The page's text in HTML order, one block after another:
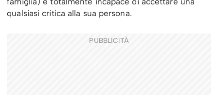
qualsiasi critica alla sua persona.
PUBBLICITÀ